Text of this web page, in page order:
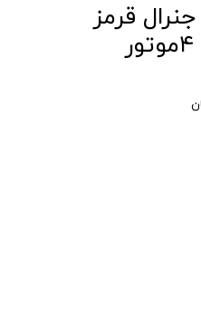
ماشین شارژی UTV جنرال قرمز